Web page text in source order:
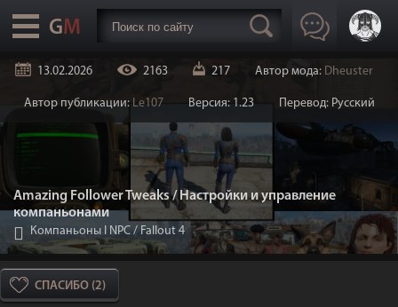
13.02.2026 2163 217 Автор мода: Dheuster
Автор публикации: Le107 Версия: 1.23 Перевод: Русский
Amazing Follower Tweaks / Настройки и управление
компаньонами
Компаньоны I NPC / Fallout 4
СПАСИБО (2)